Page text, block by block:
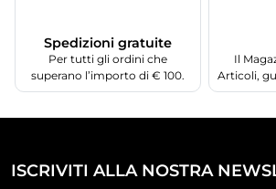
Spedizioni gratuite
Per tutti gli ordini che
superano l’importo di € 100.
Il
Articoli,
ISCRIVITI ALLA NOSTRA